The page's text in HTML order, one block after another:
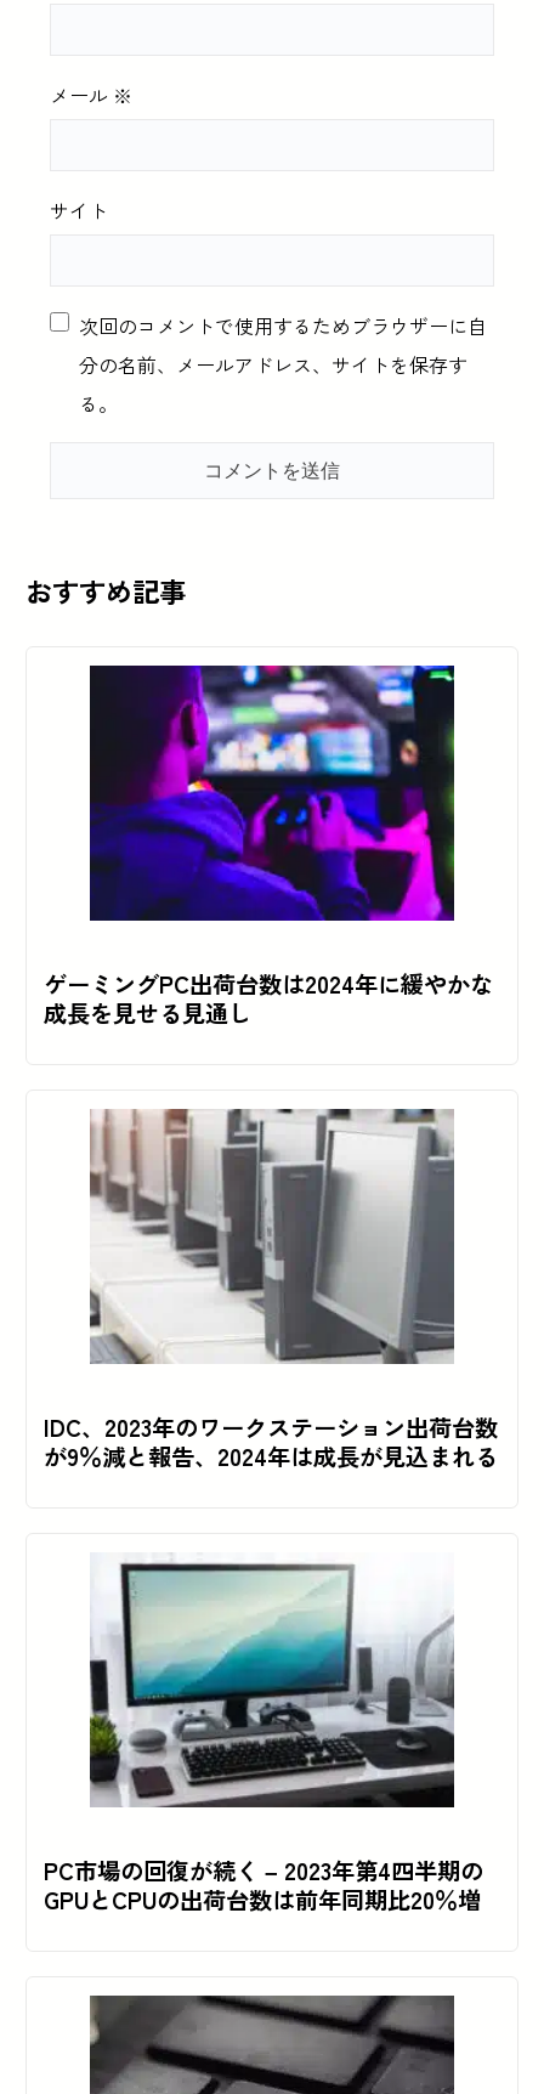
メール ※
サイト
次回のコメントで使用するためブラウザーに自
分の名前、メールアドレス、サイトを保存す
る。
おすすめ記事
ゲーミングPC出荷台数は2024年に緩やかな
成長を見せる見通し
IDC、2023年のワークステーション出荷台数
が9％減と報告、2024年は成長が見込まれる
PC市場の回復が続く – 2023年第4四半期の
GPUとCPUの出荷台数は前年同期比20％増